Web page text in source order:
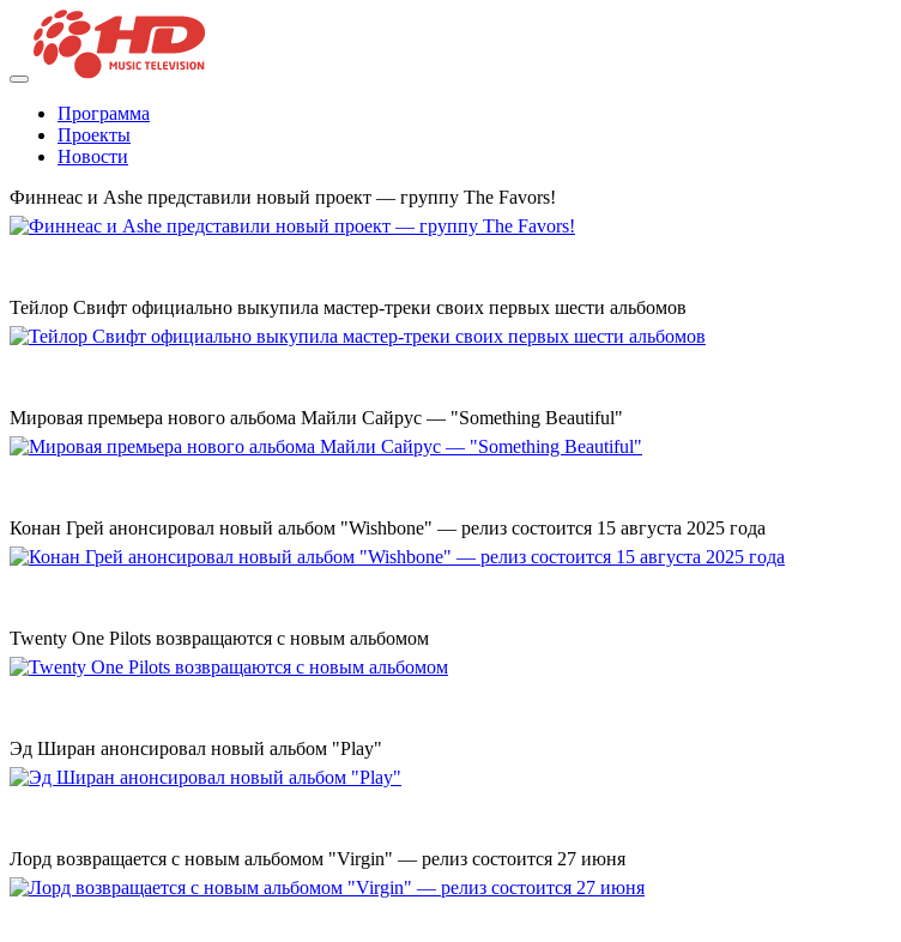
Программа
Проекты
Новости
Финнеас и Ashe представили новый проект — группу The Favors!
Тейлор Свифт официально выкупила мастер-треки своих первых шести альбомов
Мировая премьера нового альбома Майли Сайрус — "Something Beautiful"
Конан Грей анонсировал новый альбом "Wishbone" — релиз состоится 15 августа 2025 года
Twenty One Pilots возвращаются с новым альбомом
Эд Ширан анонсировал новый альбом "Play"
Лорд возвращается с новым альбомом "Virgin" — релиз состоится 27 июня